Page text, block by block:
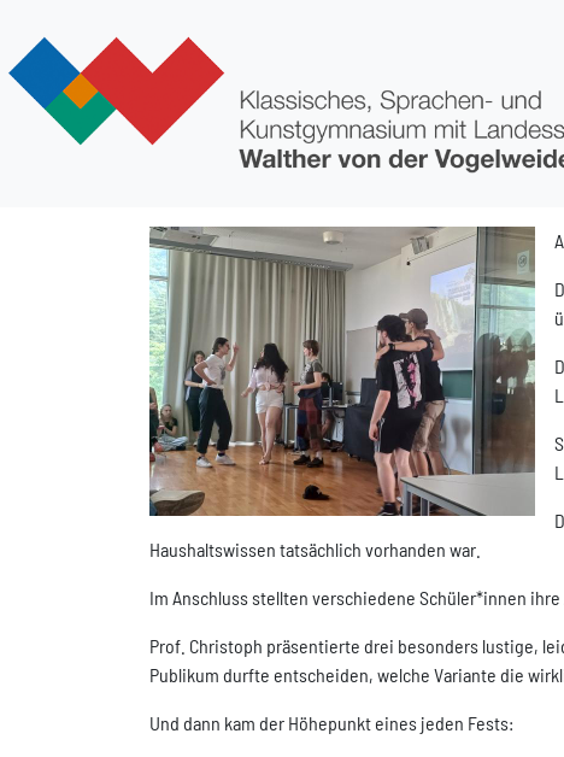
Bild
Haushaltswissen tatsächlich vorhanden war.
Im Anschluss stellten verschiedene Schüler*innen
Prof. Christoph präsentierte drei besonders lustige,
Publikum durfte entscheiden, welche Variante die
Und dann kam der Höhepunkt eines jeden Fests: